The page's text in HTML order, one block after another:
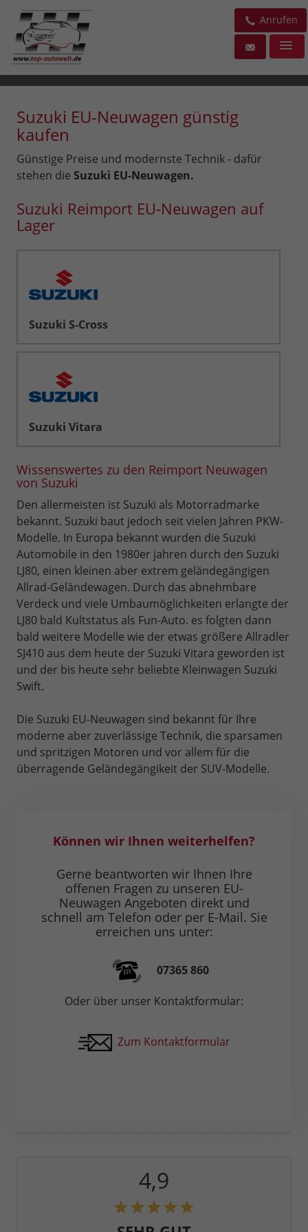
Anrufen
Suzuki EU-Neuwagen günstig
kaufen
Günstige Preise und modernste Technik - dafür
stehen die Suzuki EU-Neuwagen.
Suzuki Reimport EU-Neuwagen auf
Lager
Suzuki S-Cross
Suzuki Vitara
Wissenswertes zu den Reimport Neuwagen
von Suzuki
Den allermeisten ist Suzuki als Motorradmarke
bekannt. Suzuki baut jedoch seit vielen Jahren PKW-
Modelle. In Europa bekannt wurden die Suzuki
Automobile in den 1980er jahren durch den Suzuki
LJ80, einen kleinen aber extrem geländegängigen
Allrad-Geländewagen. Durch das abnehmbare
Verdeck und viele Umbaumöglichkeiten erlangte der
LJ80 bald Kultstatus als Fun-Auto. es folgten dann
bald weitere Modelle wie der etwas größere Allradler
SJ410 aus dem heute der Suzuki Vitara geworden ist
und der bis heute sehr beliebte Kleinwagen Suzuki
Swift.
Die Suzuki EU-Neuwagen sind bekannt für Ihre
moderne aber zuverlässige Technik, die sparsamen
und spritzigen Motoren und vor allem für die
überragende Geländegängikeit der SUV-Modelle.
Können wir Ihnen weiterhelfen?
Gerne beantworten wir Ihnen Ihre
offenen Fragen zu unseren EU-
Neuwagen Angeboten direkt und
schnell am Telefon oder per E-Mail. Sie
erreichen uns unter:
07365 860
Oder über unser Kontaktformular:
Zum Kontaktformular
4,9